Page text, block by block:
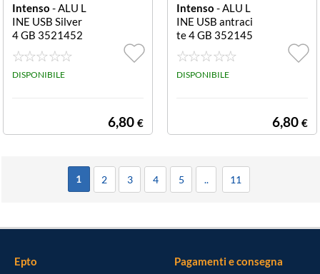
Intenso - ALU L
INE USB Silver
4 GB 3521452
ALU LINE USB s
ilver 4 GB
DISPONIBILE
6,80 €
Intenso - ALU L
INE USB antraci
te 4 GB 352145
1 ALU LINE US
B antracite 4 G
B
DISPONIBILE
6,80 €
1 2 3 4 5 .. 11
Epto Pagamenti e consegna